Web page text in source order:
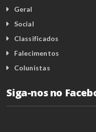
Geral
Social
Classificados
Falecimentos
Colunistas
Siga-nos no